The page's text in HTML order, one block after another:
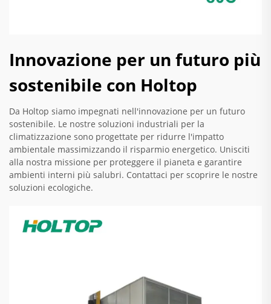
Innovazione per un futuro più
sostenibile con Holtop
Da Holtop siamo impegnati nell'innovazione per un futuro
sostenibile. Le nostre soluzioni industriali per la
climatizzazione sono progettate per ridurre l'impatto
ambientale massimizzando il risparmio energetico. Unisciti
alla nostra missione per proteggere il pianeta e garantire
ambienti interni più salubri. Contattaci per scoprire le nostre
soluzioni ecologiche.